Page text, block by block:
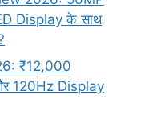
Display के साथ
₹12,000
120Hz Display